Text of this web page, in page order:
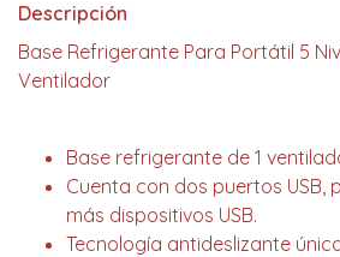
Descripción
Base Refrigerante Para Portátil 5
Ventilador
Base refrigerante de 1
Cuenta con dos puertos USB,
más dispositivos USB.
Tecnología antideslizante